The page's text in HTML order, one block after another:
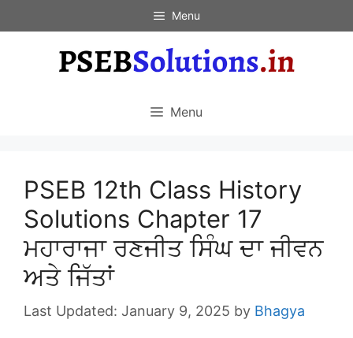
to
Menu
Menu
PSEB 12th Class History
Solutions Chapter 17
ਮਹਾਰਾਜਾ ਰਣਜੀਤ ਸਿੰਘ ਦਾ ਜੀਵਨ
ਅਤੇ ਜਿੱਤਾਂ
January 9, 2025 by Bhagya